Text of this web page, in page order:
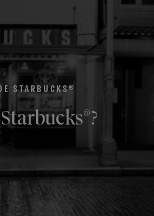
STARBUCKS®
Starbucks® ?